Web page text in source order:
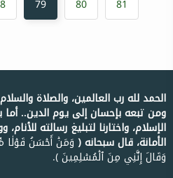
79 80
81
الحمد لله رب العالمين، والصلاة
ومن تبعه بإحسان إلى يوم الدين.. أما
الإسلام، واختارنا لتبليغ رسالته
الأمانة، قال سبحانه ﴿ وَمَنۡ أَحۡسَنُ قَوۡلٗا
وَقَالَ إِنَّنِي مِنَ ٱلۡمُسۡلِمِينَ ﴾.